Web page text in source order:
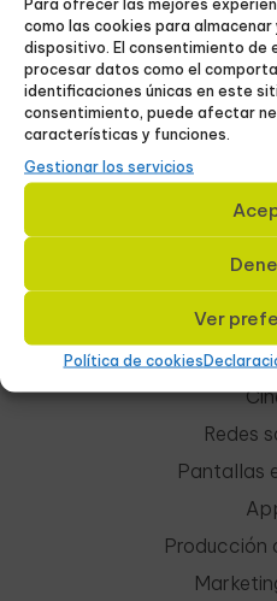
Para ofrecer las mejores
como las cookies para
dispositivo. El consentimiento
procesar datos como el
identificaciones únicas en este
consentimiento, puede afectar
características y funciones.
Gestionar los servicios
Ver
Política de cookies
Tudela
Ribera de Navarra
Eibar
Elgoibar
Durango
Redes
Pantallas
Producción